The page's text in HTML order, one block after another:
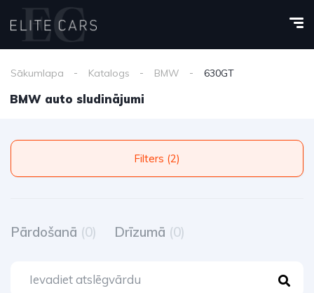
Sākumlapa Katalogs BMW 630GT
BMW auto sludinājumi
Filters (2)
Pārdošanā (0) Drīzumā (0)